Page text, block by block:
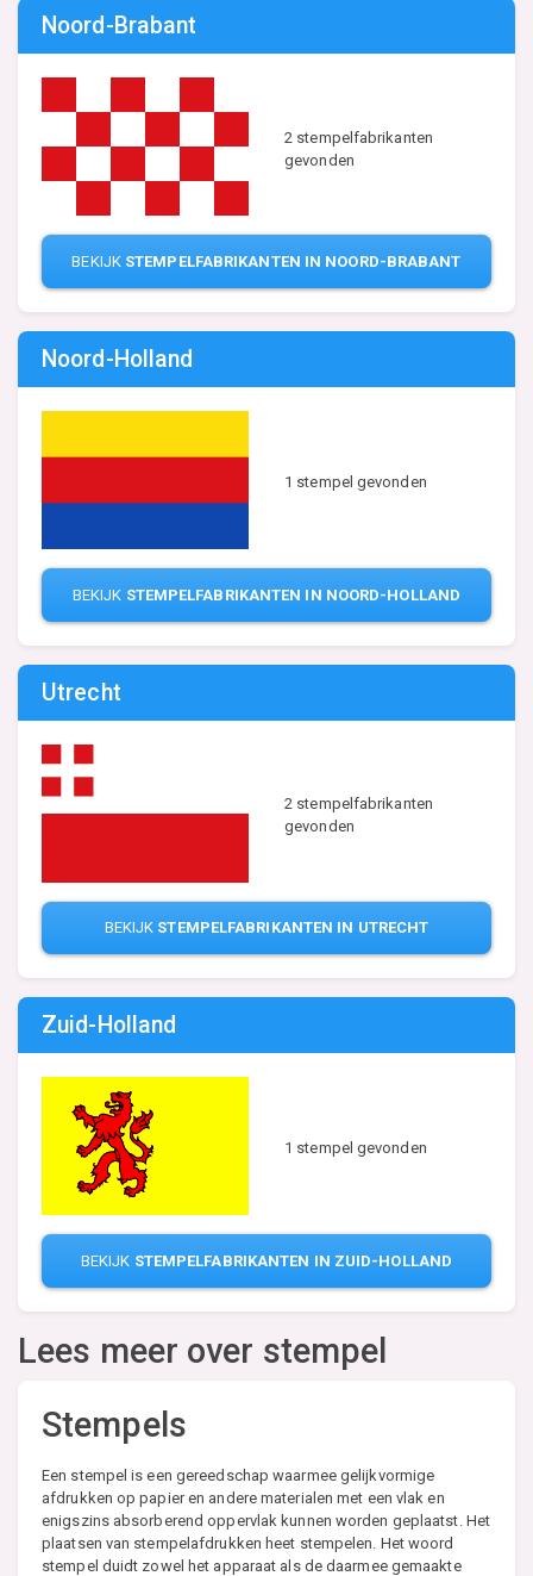
Noord-Brabant
2 stempelfabrikanten
gevonden
BEKIJK STEMPELFABRIKANTEN IN NOORD-BRABANT
Noord-Holland
1 stempel gevonden
BEKIJK STEMPELFABRIKANTEN IN NOORD-HOLLAND
Utrecht
2 stempelfabrikanten
gevonden
BEKIJK STEMPELFABRIKANTEN IN UTRECHT
Zuid-Holland
1 stempel gevonden
BEKIJK STEMPELFABRIKANTEN IN ZUID-HOLLAND
Lees meer over stempel
Stempels
Een stempel is een gereedschap waarmee gelijkvormige
afdrukken op papier en andere materialen met een vlak en
enigszins absorberend oppervlak kunnen worden geplaatst. Het
plaatsen van stempelafdrukken heet stempelen. Het woord
stempel duidt zowel het apparaat als de daarmee gemaakte